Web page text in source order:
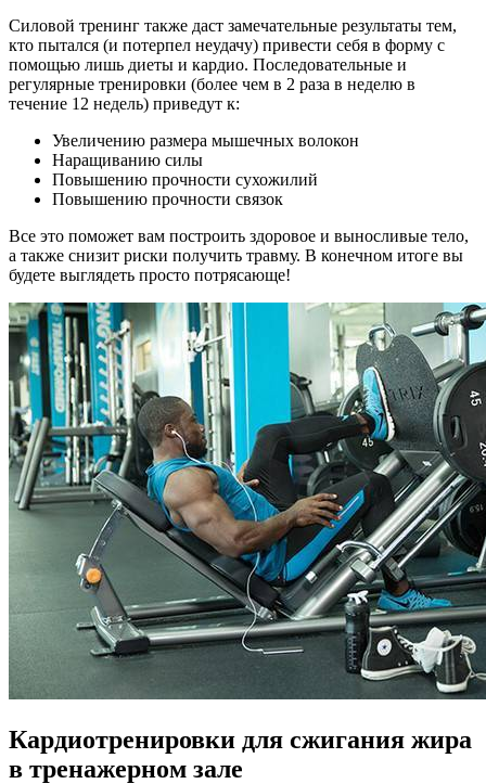
Силовой тренинг также даст замечательные результаты тем,
кто пытался (и потерпел неудачу) привести себя в форму с
помощью лишь диеты и кардио. Последовательные и
регулярные тренировки (более чем в 2 раза в неделю в
течение 12 недель) приведут к:
Увеличению размера мышечных волокон
Наращиванию силы
Повышению прочности сухожилий
Повышению прочности связок
Все это поможет вам построить здоровое и выносливые тело,
а также снизит риски получить травму. В конечном итоге вы
будете выглядеть просто потрясающе!
Кардиотренировки для сжигания жира
в тренажерном зале